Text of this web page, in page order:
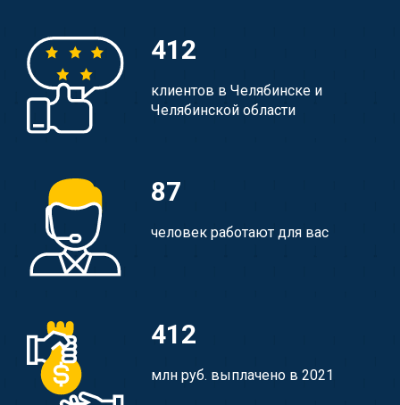
412
клиентов в Челябинске и
Челябинской области
87
человек работают для вас
412
млн руб. выплачено в 2021